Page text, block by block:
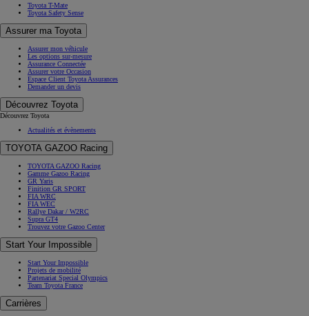
Toyota T-Mate
Toyota Safety Sense
Assurer ma Toyota
Assurer mon véhicule
Les options sur-mesure
Assurance Connectée
Assurer votre Occasion
Espace Client Toyota Assurances
Demander un devis
Découvrez Toyota
Découvrez Toyota
Actualités et évènements
TOYOTA GAZOO Racing
TOYOTA GAZOO Racing
Gamme Gazoo Racing
GR Yaris
Finition GR SPORT
FIA WRC
FIA WEC
Rallye Dakar / W2RC
Supra GT4
Trouvez votre Gazoo Center
Start Your Impossible
Start Your Impossible
Projets de mobilité
Partenariat Special Olympics
Team Toyota France
Carrières